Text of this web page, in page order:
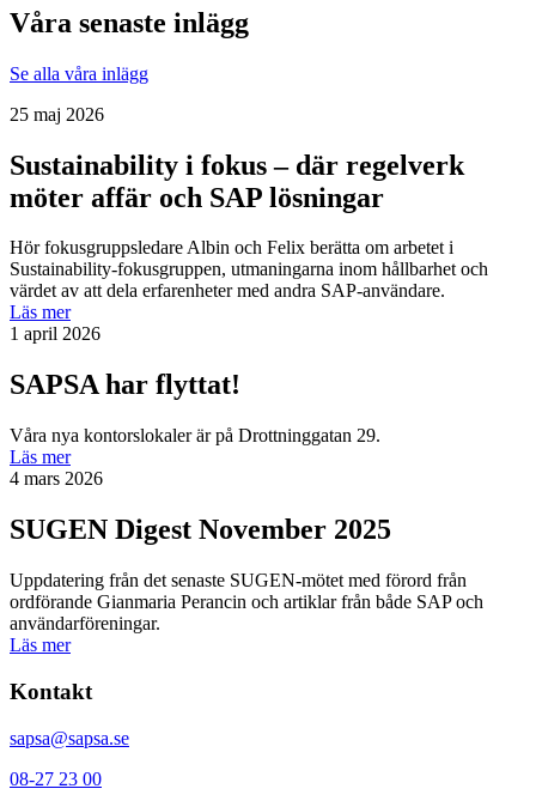
Våra senaste inlägg
Se alla våra inlägg
25 maj 2026
Sustainability i fokus – där regelverk
möter affär och SAP lösningar
Hör fokusgruppsledare Albin och Felix berätta om arbetet i
Sustainability-fokusgruppen, utmaningarna inom hållbarhet och
värdet av att dela erfarenheter med andra SAP-användare.
Läs mer
1 april 2026
SAPSA har flyttat!
Våra nya kontorslokaler är på Drottninggatan 29.
Läs mer
4 mars 2026
SUGEN Digest November 2025
Uppdatering från det senaste SUGEN-mötet med förord från
ordförande Gianmaria Perancin och artiklar från både SAP och
användarföreningar.
Läs mer
Kontakt
sapsa@sapsa.se
08-27 23 00